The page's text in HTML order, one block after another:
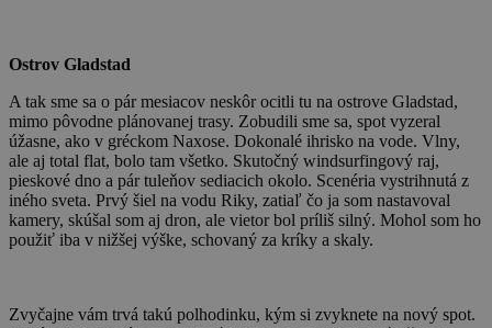
Ostrov Gladstad
A tak sme sa o pár mesiacov neskôr ocitli tu na ostrove Gladstad,
mimo pôvodne plánovanej trasy. Zobudili sme sa, spot vyzeral
úžasne, ako v gréckom Naxose. Dokonalé ihrisko na vode. Vlny,
ale aj total flat, bolo tam všetko. Skutočný windsurfingový raj,
pieskové dno a pár tuleňov sediacich okolo. Scenéria vystrihnutá z
iného sveta. Prvý šiel na vodu Riky, zatiaľ čo ja som nastavoval
kamery, skúšal som aj dron, ale vietor bol príliš silný. Mohol som ho
použiť iba v nižšej výške, schovaný za kríky a skaly.
Zvyčajne vám trvá takú polhodinku, kým si zvyknete na nový spot.